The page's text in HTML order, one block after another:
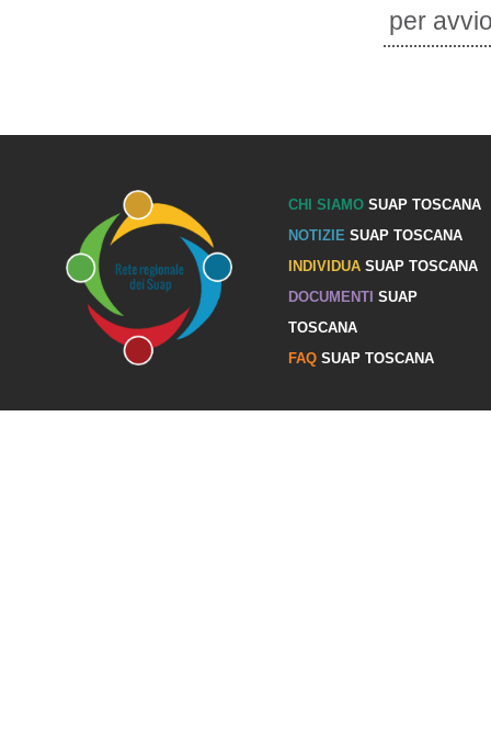
per
CHI SIAMOSUAP TOSCANA
NOTIZIE SUAP TOSCANA
INDIVIDUASUAP TOSCANA
DOCUMENTI SUAP
TOSCANA
FAQSUAP TOSCANA